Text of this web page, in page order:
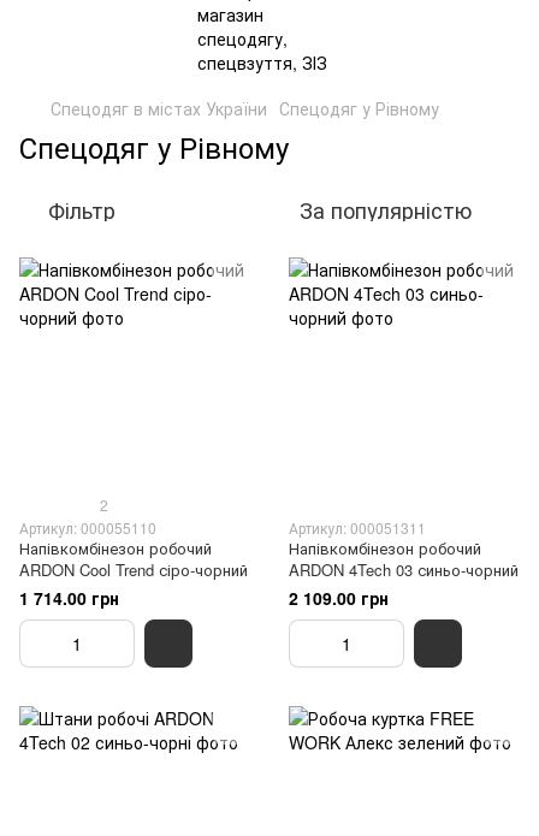
Спецодяг в містах України Спецодяг у Рівному
Спецодяг у Рівному
Фільтр За популярністю
2
Артикул: 000055110
Напівкомбінезон робочий
ARDON Cool Trend сіро-чорний
1 714.00 грн
Артикул: 000051311
Напівкомбінезон робочий
ARDON 4Tech 03 синьо-чорний
2 109.00 грн